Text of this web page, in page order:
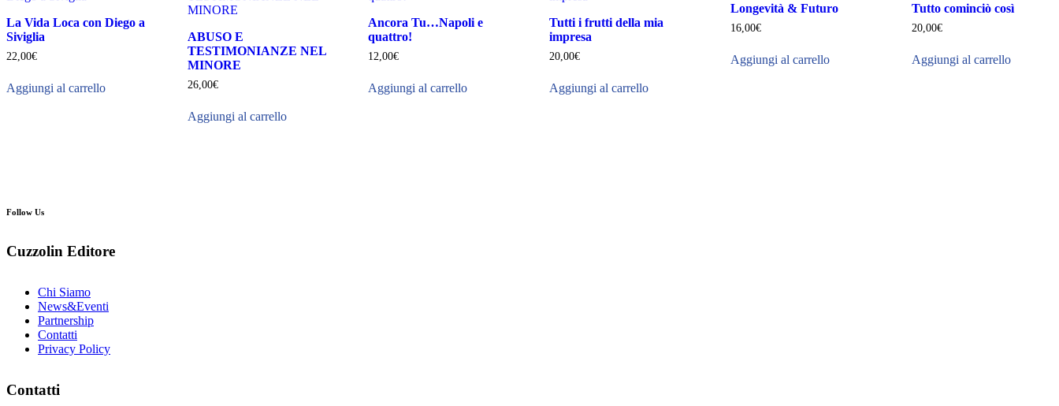
La Vida Loca con Diego a
Siviglia
22,00€
Aggiungi al carrello
ABUSO E
TESTIMONIANZE NEL
MINORE
26,00€
Aggiungi al carrello
Ancora Tu…Napoli e
quattro!
12,00€
Aggiungi al carrello
Tutti i frutti della mia
impresa
20,00€
Aggiungi al carrello
Longevità & Futuro
16,00€
Aggiungi al carrello
Tutto cominciò così
20,00€
Aggiungi al carrello
Follow Us
Cuzzolin Editore
Chi Siamo
News&Eventi
Partnership
Contatti
Privacy Policy
Contatti